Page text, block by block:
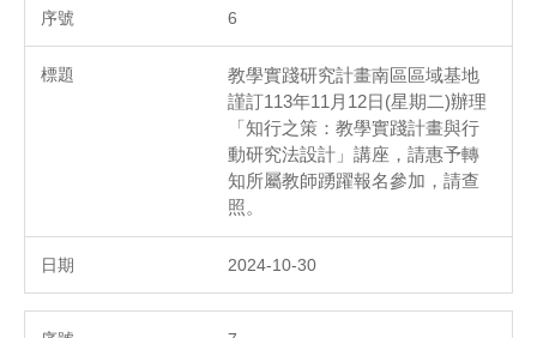
6
教學實踐研究計畫南區區域基地
謹訂113年11月12日(星期二)辦理
「知行之策：教學實踐計畫與行
動研究法設計」講座，請惠予轉
知所屬教師踴躍報名參加，請查
照。
2024-10-30